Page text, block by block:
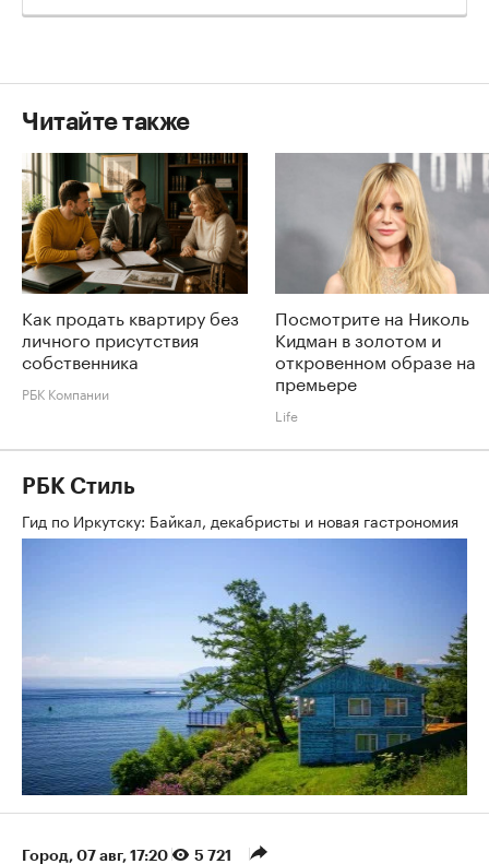
Читайте также
Как продать квартиру без
личного присутствия
собственника
РБК Компании
Посмотрите на Николь
Кидман в золотом и
откровенном образе на
премьере
Life
РБК Стиль
Гид по Иркутску: Байкал, декабристы и новая гастрономия
Город 07 авг, 17:20 5 721